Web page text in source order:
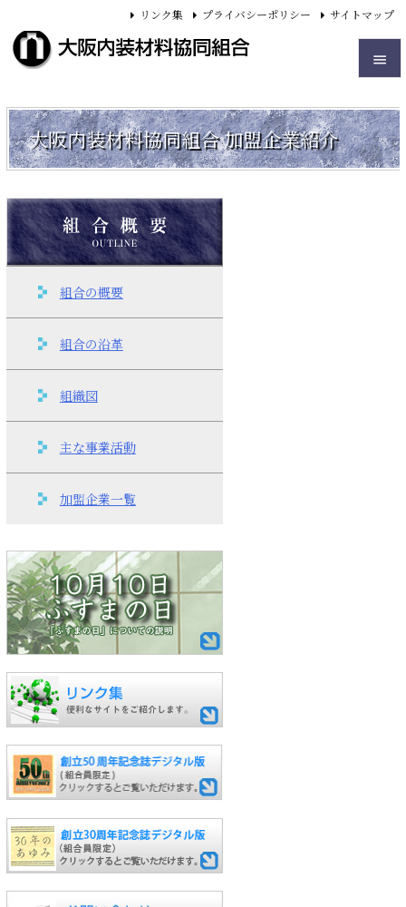

メニュ

前へ
リンク集 プライバシーポリシー サイトマップ
大阪内装材料協同組合加盟企業紹介
組合の概要
組合の沿革
組織図
主な事業活動
加盟企業一覧